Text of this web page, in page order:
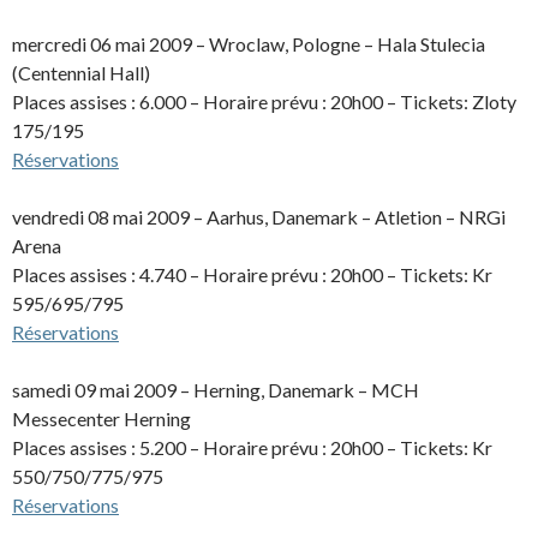
mercredi 06 mai 2009 – Wroclaw, Pologne – Hala Stulecia
(Centennial Hall)
Places assises : 6.000 – Horaire prévu : 20h00 – Tickets: Zloty
175/195
Réservations
vendredi 08 mai 2009 – Aarhus, Danemark – Atletion – NRGi
Arena
Places assises : 4.740 – Horaire prévu : 20h00 – Tickets: Kr
595/695/795
Réservations
samedi 09 mai 2009 – Herning, Danemark – MCH
Messecenter Herning
Places assises : 5.200 – Horaire prévu : 20h00 – Tickets: Kr
550/750/775/975
Réservations